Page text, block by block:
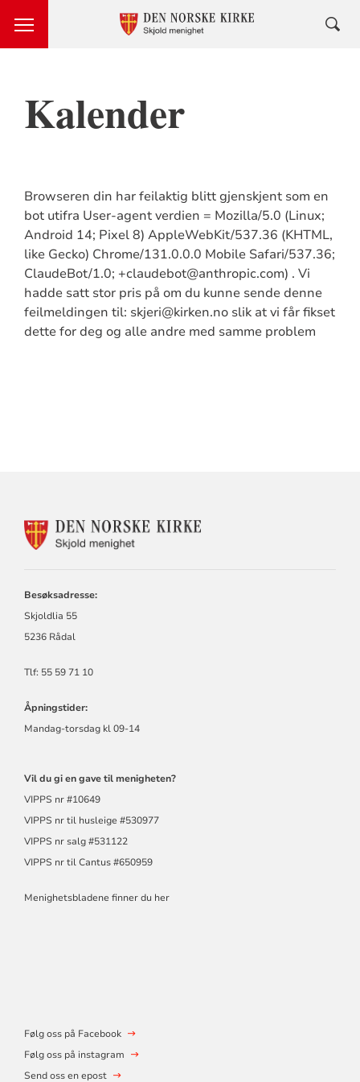
Kalender
Browseren din har feilaktig blitt gjenskjent som en
bot utifra User-agent verdien = Mozilla/5.0 (Linux;
Android 14; Pixel 8) AppleWebKit/537.36 (KHTML,
like Gecko) Chrome/131.0.0.0 Mobile Safari/537.36;
ClaudeBot/1.0; +claudebot@anthropic.com) . Vi
hadde satt stor pris på om du kunne sende denne
feilmeldingen til: skjeri@kirken.no slik at vi får fikset
dette for deg og alle andre med samme problem
KONTAKTINFORMASJON
Besøksadresse:
Skjoldlia 55
5236 Rådal
Tlf: 55 59 71 10
Åpningstider:
Mandag-torsdag kl 09-14
Vil du gi en gave til menigheten?
VIPPS nr #10649
VIPPS nr til husleige #530977
VIPPS nr salg #531122
VIPPS nr til Cantus #650959
Menighetsbladene finner du her
Følg oss på Facebook
Følg oss på instagram
Send oss en epost